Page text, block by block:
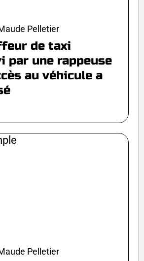
Pelletier
de taxi
par une rappeuse
au véhicule a
Pelletier